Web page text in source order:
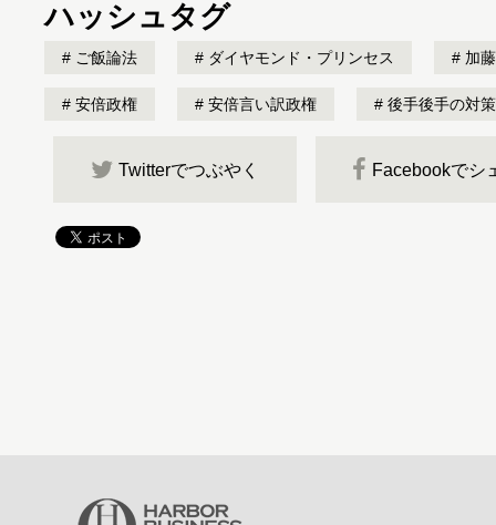
ハッシュタグ
ご飯論法 ダイヤモンド・プリンセス 加
安倍政権 安倍言い訳政権 後手後手の対策
Twitterでつぶやく Facebookでシ